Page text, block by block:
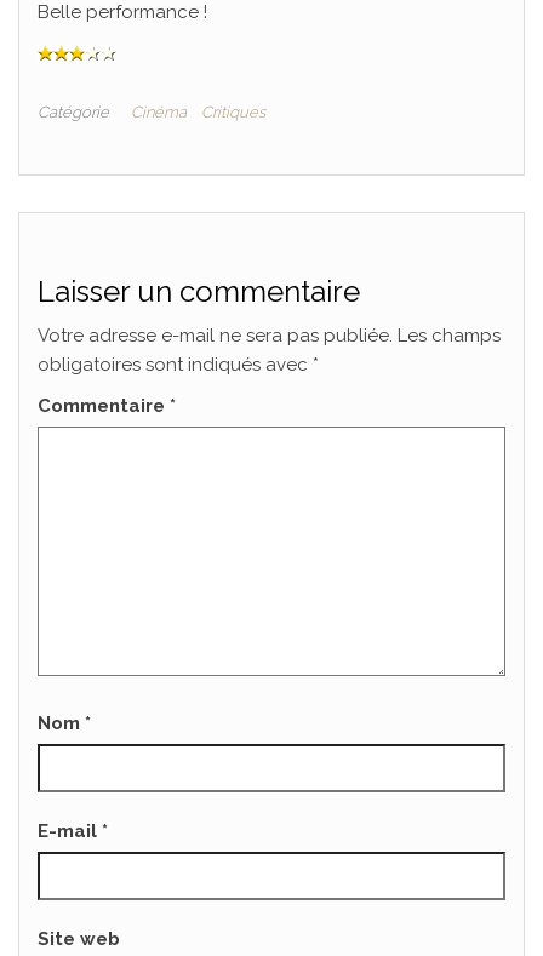
Belle performance !
Catégorie Cinéma Critiques
Laisser un commentaire
Votre adresse e-mail ne sera pas publiée. Les champs
obligatoires sont indiqués avec *
Commentaire *
Nom *
E-mail *
Site web